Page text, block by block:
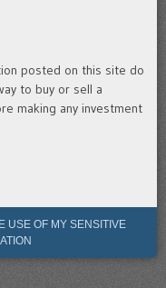
posted on this site do
to buy or sell a
making any investment
USE OF MY SENSITIVE